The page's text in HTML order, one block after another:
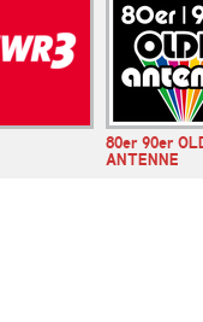
80er 90er
ANTENNE